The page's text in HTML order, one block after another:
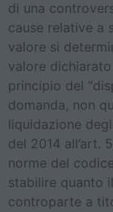
di una
cause relative a
valore si
valore
principio del
domanda, non
liquidazione
del 2014 all’art.
norme del
stabilire quanto
controparte a